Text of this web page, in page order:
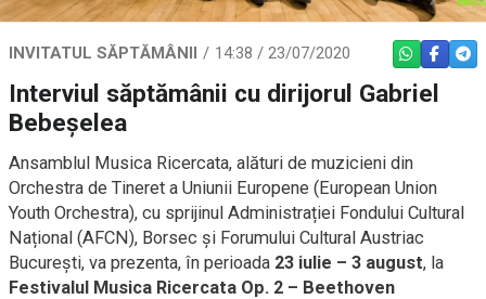
INVITATUL SĂPTĂMÂNII 14:38 / 23/07/2020 WHATSAPP
Interviul săptămânii cu dirijorul Gabriel
Bebeșelea
Ansamblul Musica Ricercata, alături de muzicieni din
Orchestra de Tineret a Uniunii Europene (European Union
Youth Orchestra), cu sprijinul Administrației Fondului Cultural
Național (AFCN), Borsec și Forumului Cultural Austriac
București, va prezenta, în perioada 23 iulie – 3 august, la
Festivalul Musica Ricercata Op. 2 – Beethoven